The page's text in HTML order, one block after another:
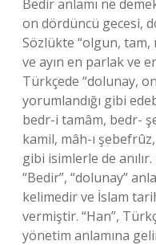
Bedir anlamı ne
on dördüncü gecesi,
Sözlükte “olgun, tam,
ve ayın en parlak ve
Türkçede “dolunay,
yorumlandığı gibi
bedr-i tamâm, bedr-
kamil, mâh-ı
gibi isimlerle de
“Bedir”, “dolunay”
kelimedir ve İslam
vermiştir. “Han”,
yönetim anlamına